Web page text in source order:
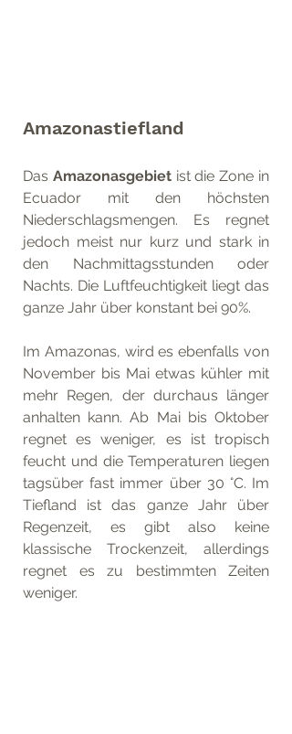
Amazonastiefland
Das Amazonasgebiet ist die Zone in
Ecuador mit den höchsten
Niederschlagsmengen. Es regnet
jedoch meist nur kurz und stark in
den Nachmittagsstunden oder
Nachts. Die Luftfeuchtigkeit liegt das
ganze Jahr über konstant bei 90%.
Im Amazonas, wird es ebenfalls von
November bis Mai etwas kühler mit
mehr Regen, der durchaus länger
anhalten kann. Ab Mai bis Oktober
regnet es weniger, es ist tropisch
feucht und die Temperaturen liegen
tagsüber fast immer über 30 °C. Im
Tiefland ist das ganze Jahr über
Regenzeit, es gibt also keine
klassische Trockenzeit, allerdings
regnet es zu bestimmten Zeiten
weniger.